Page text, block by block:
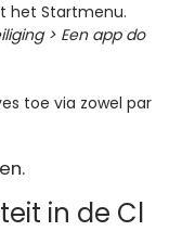
het Startmenu.
> Een app do
toe via zowel par
in de Cl